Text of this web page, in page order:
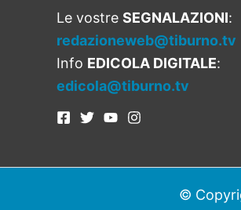
Le vostre SEGNALAZIONI:
redazioneweb@tiburno.tv
Info EDICOLA DIGITALE:
edicola@tiburno.tv
©